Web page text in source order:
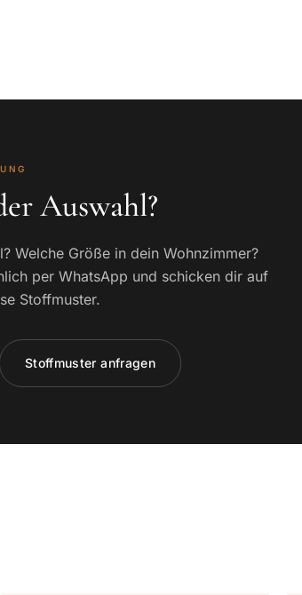
Auswahl?
Welche Größe in dein Wohnzimmer?
per WhatsApp und schicken dir auf
Stoffmuster.
Stoffmuster anfragen